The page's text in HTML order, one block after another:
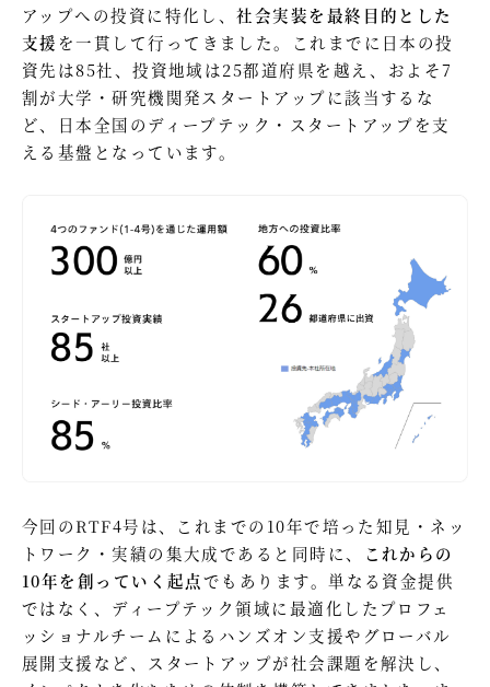
アップへの投資に特化し、社会実装を最終目的とした
支援 を一貫して行ってきました。これまでに日本の投
資先は85社、投資地域は25都道府県を越え、およそ7
割が大学・研究機関発スタートアップに該当するな
ど、日本全国のディープテック・スタートアップを支
える基盤となっています。
今回のRTF4号は、これまでの10年で培った知見・ネッ
トワーク・実績の集大成であると同時に、
これからの
10年を創っていく起点でもあります。単なる資金提供
ではなく、ディープテック領域に最適化したプロフェ
ッショナルチームによるハンズオン支援やグローバル
展開支援など、スタートアップが社会課題を解決し、